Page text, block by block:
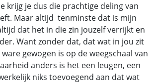
krijg je dus die prachtige deling van
Maar altijd tenminste dat is mijn
dat het in die zin jouzelf verrijkt en
Want zonder dat, dat wat in jou zit
gewogen is op de weegschaal van
anders is het een leugen, een
niks toevoegend aan dat wat